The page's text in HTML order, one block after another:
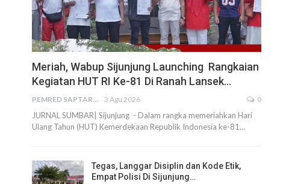
Meriah, Wabup Sijunjung Launching Rangkaian
Kegiatan HUT RI Ke-81 Di Ranah Lansek…
PEMRED SAPTARIUS 3 Agu 2026 0
JURNAL SUMBAR| Sijunjung - Dalam rangka memeriahkan Hari
Ulang Tahun (HUT) Kemerdekaan Republik Indonesia ke-81…
Tegas, Langgar Disiplin dan Kode Etik,
Empat Polisi Di Sijunjung…